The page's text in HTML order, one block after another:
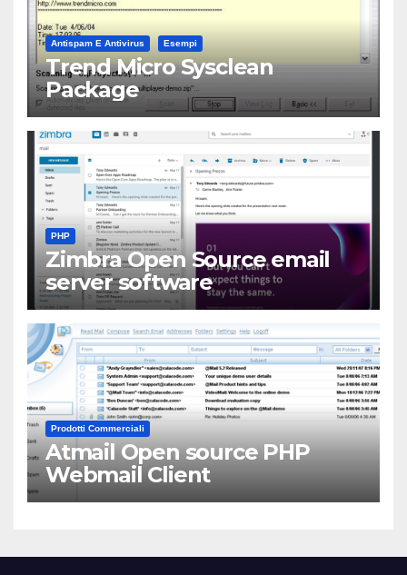
Antispam E Antivirus Esempi
Trend Micro Sysclean
Package
PHP
Zimbra Open Source email
server software
Prodotti Commerciali
Atmail Open source PHP
Webmail Client